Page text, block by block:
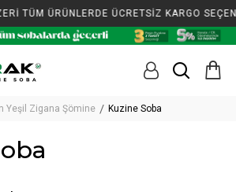
TÜM ÜRÜNLERDE ÜCRETSİZ KARGO
Yeşil Zigana Şömine Kuzine Soba